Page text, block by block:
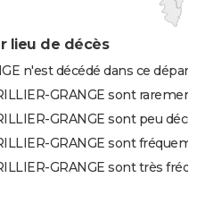
lieu de décès
n'est décédé dans ce
GRANGE sont
GRANGE sont peu
GRANGE sont
GRANGE sont très